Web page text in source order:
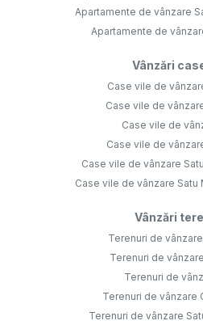
Apartamente de vânzare
Apartamente de
Vânzări
Case vile de
Case vile de
Case vile de
Case vile de
Case vile de vânzare
Case vile de vânzare Satu
Vânzări
Terenuri de
Terenuri de
Terenuri de
Terenuri de vânzare
Terenuri de vânzare